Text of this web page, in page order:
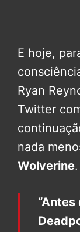
E hoje,
Ryan
Twitter
nada
Wolverine.